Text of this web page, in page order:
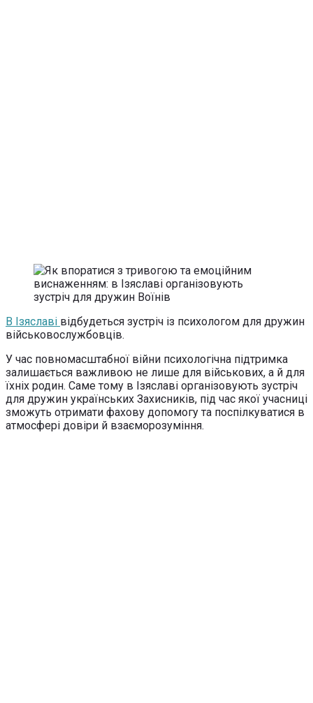
В Ізяславі відбудеться зустріч із психологом для дружин
військовослужбовців.
У час повномасштабної війни психологічна підтримка
залишається важливою не лише для військових, а й для
їхніх родин. Саме тому в Ізяславі організовують зустріч
для дружин українських Захисників, під час якої учасниці
зможуть отримати фахову допомогу та поспілкуватися в
атмосфері довіри й взаєморозуміння.